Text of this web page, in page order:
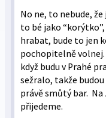
No ne, to nebude,
to bé jako
hrabat, bude to jen
pochopitelně
když budu v Prahé
sežralo, takže
právě smůtý bar. Na
přijedeme.